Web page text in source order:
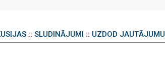
:: SLUDINĀJUMI :: UZDOD JAUTĀJUMU